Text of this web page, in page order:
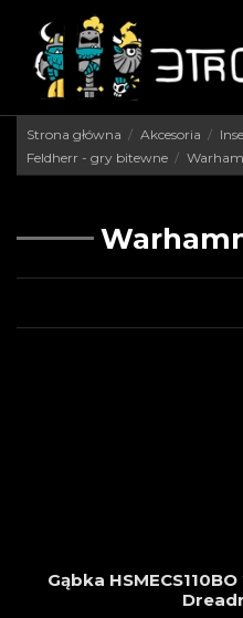
Strona główna Akcesoria
Feldherr - gry bitewne
Gąbka